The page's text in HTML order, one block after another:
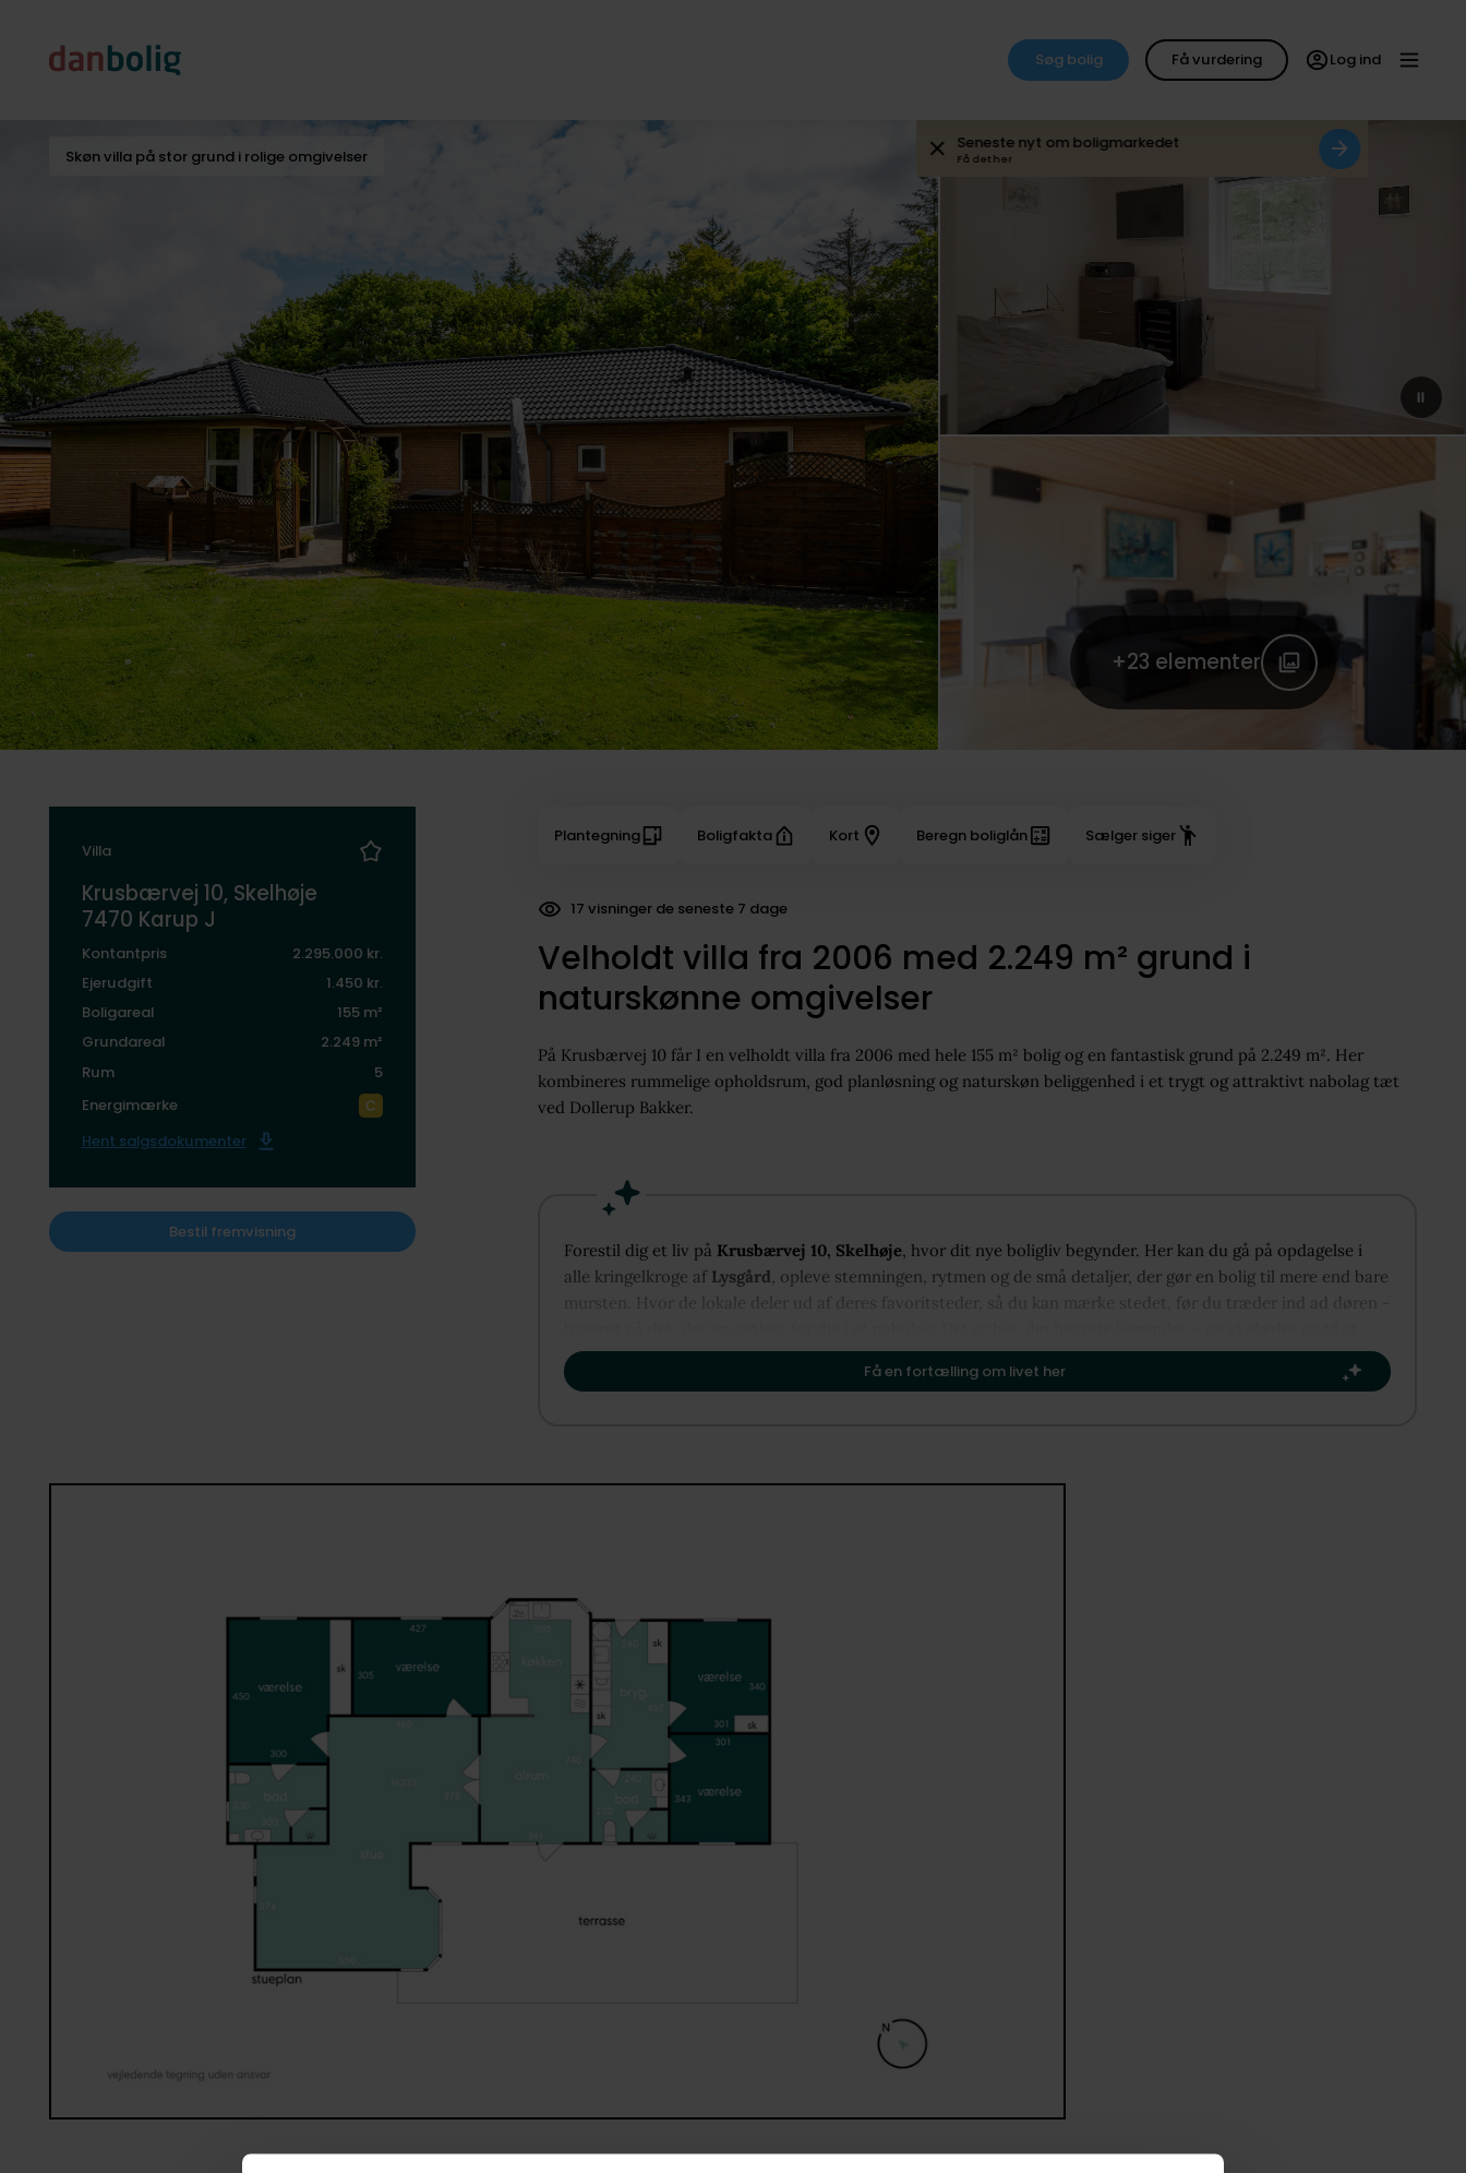
Søg bolig Få vurdering Log ind
Seneste nyt om boligmarkedet
Få det her
+23 elementer
Skøn villa på stor grund i rolige omgivelser
Villa
Krusbærvej 10, Skelhøje
7470 Karup J
Kontantpris
2.295.000 kr.
Ejerudgift
1.450 kr.
Boligareal
155 m²
Grundareal
2.249 m²
Rum
5
Energimærke
Hent salgsdokumenter
Bestil fremvisning
Plantegning Boligfakta Kort Beregn boliglån Sælger siger
25 dokumenter downloadet
Velholdt villa fra 2006 med 2.249 m² grund i
naturskønne omgivelser
På Krusbærvej 10 får I en velholdt villa fra 2006 med hele 155 m² bolig og en fantastisk grund på 2.249 m². Her
kombineres rummelige opholdsrum, god planløsning og naturskøn beliggenhed i et trygt og attraktivt nabolag tæt
ved Dollerup Bakker.
Forestil dig et liv på Krusbærvej 10, Skelhøje , hvor dit nye boligliv begynder. Her kan du gå på opdagelse i
alle kringelkroge af Lysgård , opleve stemningen, rytmen og de små detaljer, der gør en bolig til mere end bare
mursten. Hvor de lokale deler ud af deres favoritsteder, så du kan mærke stedet, før du træder ind ad døren -
vise dig, hvordan Lysgård kan danne rammen om dit næste kapitel.​
Få en fortælling om livet her